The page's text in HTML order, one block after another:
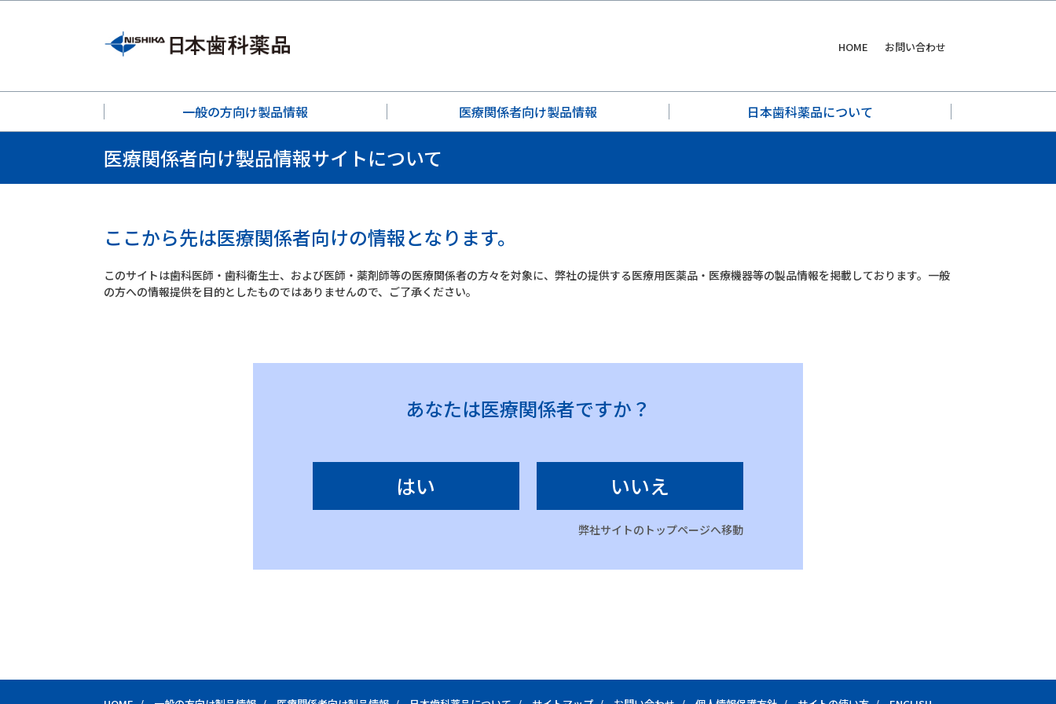
HOME お問い合わせ
一般の方向け製品情報 医療関係者向け製品情報 日本歯科薬品について
医療関係者向け製品情報サイトについて
ここから先は医療関係者向けの情報となります。
このサイトは歯科医師・歯科衛生士、および医師・薬剤師等の医療関係者の方々を対象に、弊社の提供する医療用医薬品・医療機器等の製品情報を掲載しております。一般
の方への情報提供を目的としたものではありませんので、ご了承ください。
あなたは医療関係者ですか？
はい いいえ
弊社サイトのトップページへ移動